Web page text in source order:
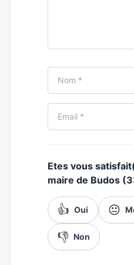
Etes vous
maire de Budos
👍 Oui 😐
👎 Non